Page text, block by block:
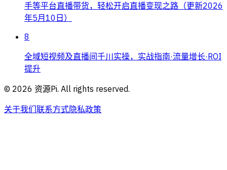
手等平台直播带货，轻松开启直播变现之路（更新2026
年5月10日）
8
全域短视频及直播间千川实操，实战指南·流量增长·ROI
提升
© 2026 资源Pi. All rights reserved.
关于我们联系方式隐私政策